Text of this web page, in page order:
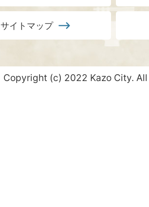
サイトマップ
Copyright (c) 2022 Kazo City.